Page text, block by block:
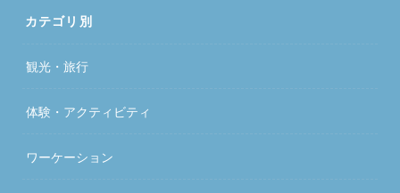
カテゴリ別
観光・旅行
体験・アクティビティ
ワーケーション